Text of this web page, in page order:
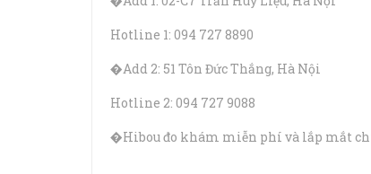
Hotline 1: 094 727 8890
�Add 2: 51 Tôn Đức Thắng, Hà Nội
Hotline 2: 094 727 9088
�Hibou đo khám miễn phí và lắp mắt